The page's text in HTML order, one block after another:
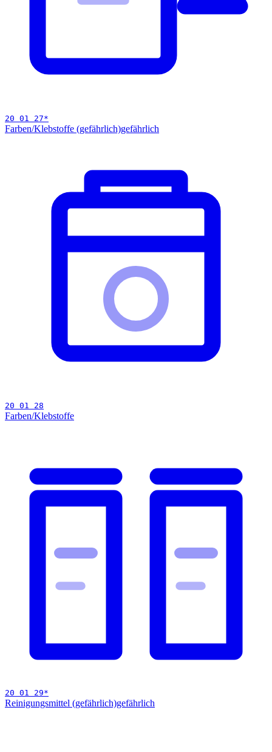
20 01 27*
Farben/Klebstoffe (gefährlich)gefährlich
20 01 28
Farben/Klebstoffe
20 01 29*
Reinigungsmittel (gefährlich)gefährlich